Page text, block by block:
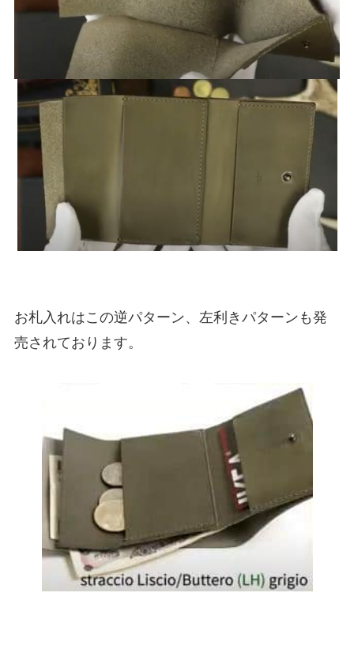
お札入れはこの逆パターン、左利きパターンも発
売されております。